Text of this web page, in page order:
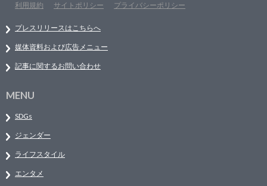
利用規約
サイトポリシー プライバシーポリシー
プレスリリースはこちらへ
媒体資料および広告メニュー
記事に関するお問い合わせ
MENU
SDGs
ジェンダー
ライフスタイル
エンタメ